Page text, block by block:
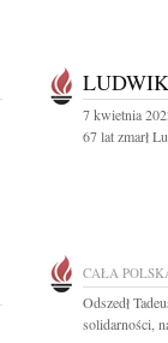
7 kwietnia
67 lat zmarł
CAŁA
Odszedł
solidarności,